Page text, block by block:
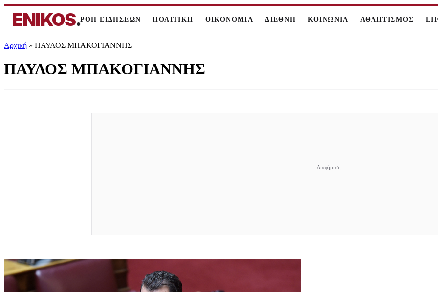
ENIKOS.ΡΟΗ ΕΙΔΗΣΕΩΝ ΠΟΛΙΤΙΚΗ ΟΙΚΟΝΟΜΙΑ ΔΙΕΘΝΗ ΚΟΙΝΩΝΙΑ ΑΘΛΗΤΙΣΜΟΣ
Αρχική » ΠΑΥΛΟΣ ΜΠΑΚΟΓΙΑΝΝΗΣ
ΠΑΥΛΟΣ ΜΠΑΚΟΓΙΑΝΝΗΣ